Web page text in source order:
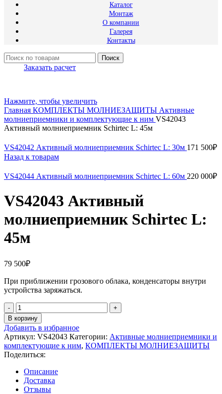
Каталог
Монтаж
О компании
Галерея
Контакты
Поиск
Заказать расчет
Нажмите, чтобы увеличить
Главная КОМПЛЕКТЫ МОЛНИЕЗАЩИТЫ Активные
молниеприемники и комплектующие к ним VS42043
Активный молниеприемник Schirtec L: 45м
VS42042 Активный молниеприемник Schirtec L: 30м 171 500₽
Назад к товарам
VS42044 Активный молниеприемник Schirtec L: 60м 220 000₽
VS42043 Активный
молниеприемник Schirtec L:
45м
79 500₽
При приближении грозового облака, конденсаторы внутри
устройства заряжаться.
Количество
товара
VS42043
Активный
молниеприемник
Schirtec
L:
45м
В корзину
Добавить в избранное
Артикул: VS42043 Категории: Активные молниеприемники и
комплектующие к ним, КОМПЛЕКТЫ МОЛНИЕЗАЩИТЫ
Поделиться:
Описание
Доставка
Отзывы